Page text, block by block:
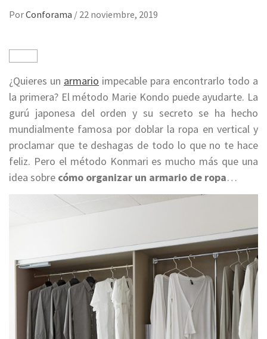
PorConforama / 22 noviembre, 2019
¿Quieres un armario impecable para encontrarlo todo a
la primera? El método Marie Kondo puede ayudarte. La
gurú japonesa del orden y su secreto se ha hecho
mundialmente famosa por doblar la ropa en vertical y
proclamar que te deshagas de todo lo que no te hace
feliz. Pero el método Konmari es mucho más que una
idea sobre cómo organizar un armario de ropa…